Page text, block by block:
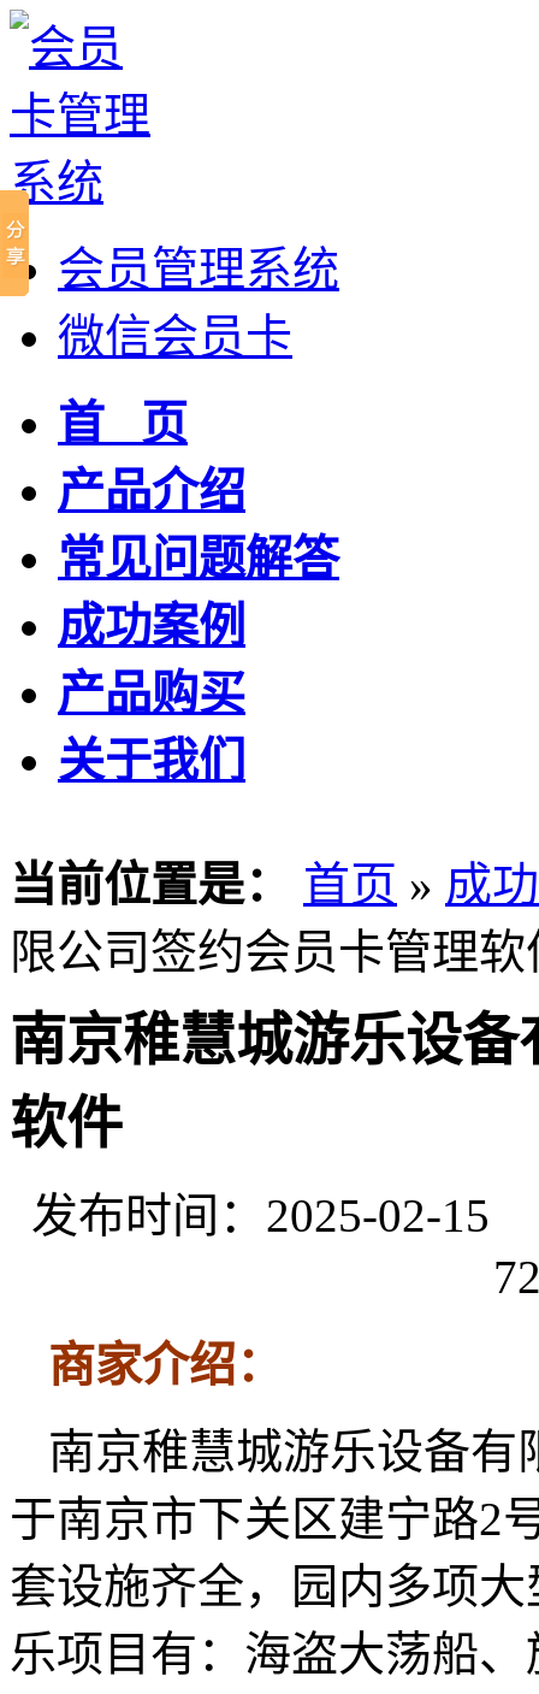
会员管理系统
微信会员卡
首 页
产品介绍
常见问题解答
成功案例
产品购买
关于我们
当前位置是： 首页 » 成
限公司签约会员卡管理软
南京稚慧城游乐设
软件
发布时间：2025-02-
商家介绍：
南京稚慧城游乐设备
于南京市下关区建宁路2
套设施齐全，园内多项
乐项目有：海盗大荡船